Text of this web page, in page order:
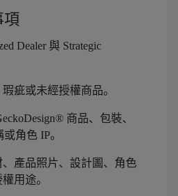
項
Dealer 與 Strategic
疵或未經授權商品。
商品、包裝、
角色 IP。
產品照片、設計圖、角色
用途。